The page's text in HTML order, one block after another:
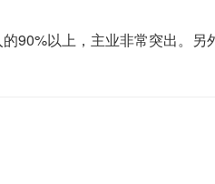
以上，主业非常突出。另